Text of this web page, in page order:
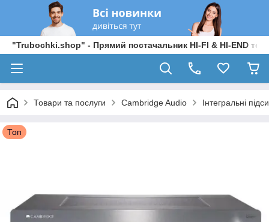
"Trubochki.shop" - Прямий постачальник HI-FI & HI-END
Товари та послуги Cambridge Audio Інтегральні
Топ